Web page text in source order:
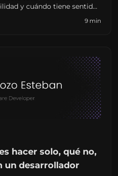
y cuándo tiene sentido
9 min
hacer solo, qué no,
un desarrollador